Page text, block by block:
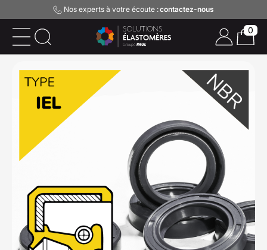
Nos experts à votre écoute :contactez-nous
0